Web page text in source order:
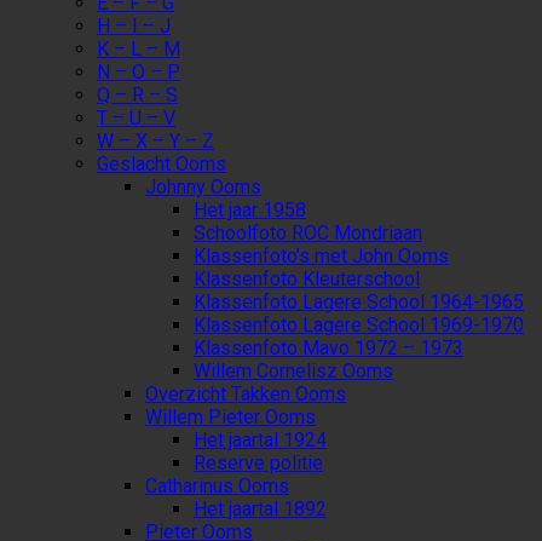
H – I – J
K – L – M
N – O – P
Q – R – S
T – U – V
W – X – Y – Z
Geslacht Ooms
Johnny Ooms
Het jaar 1958
Schoolfoto ROC Mondriaan
Klassenfoto’s met John Ooms
Klassenfoto Kleuterschool
Klassenfoto Lagere School 1964-1965
Klassenfoto Lagere School 1969-1970
Klassenfoto Mavo 1972 – 1973
Willem Cornelisz Ooms
Overzicht Takken Ooms
Willem Pieter Ooms
Het jaartal 1924
Reserve politie
Catharinus Ooms
Het jaartal 1892
Pieter Ooms